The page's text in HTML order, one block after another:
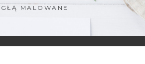
MALOWANE